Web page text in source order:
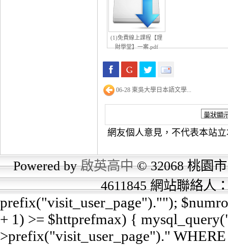
(1)免費線上課程【理
財學堂】一案.pdf
06-28 東吳大學日本語文學...
網友個人意見，不代表本站
Powered by啟英高中© 32068 桃園市
4611845 網站聯絡人
prefix("visit_user_page")."");
+ 1) >= $httprefmax) {
>prefix("visit_user_page")."